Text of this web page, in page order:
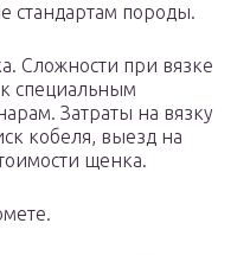
стандартам породы.
Сложности при вязке
специальным
Затраты на вязку
кобеля, выезд на
щенка.